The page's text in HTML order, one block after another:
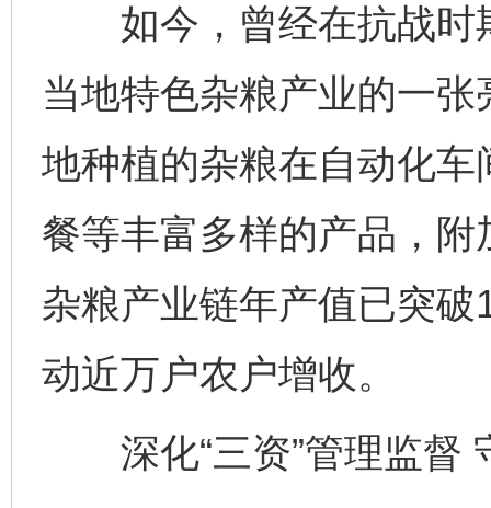
如今，曾经在抗战时
当地特色杂粮产业的一
地种植的杂粮在自动化
餐等丰富多样的产品，
杂粮产业链年产值已突
动近万户农户增收。
深化“三资”管理监督